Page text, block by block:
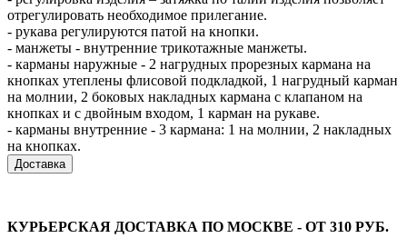
отрегулировать необходимое прилегание.
- рукава регулируются патой на кнопки.
- манжеты - внутренние трикотажные манжеты.
- карманы наружные - 2 нагрудных прорезных кармана на
кнопках утеплены флисовой подкладкой, 1 нагрудный карман
на молнии, 2 боковых накладных кармана с клапаном на
кнопках и с двойным входом, 1 карман на рукаве.
- карманы внутренние - 3 кармана: 1 на молнии, 2 накладных
на кнопках.
Доставка
КУРЬЕРСКАЯ ДОСТАВКА ПО МОСКВЕ - ОТ 310 РУБ.